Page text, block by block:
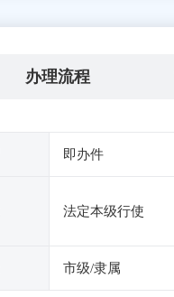
办理流程
即办件
法定本级行使
市级/隶属